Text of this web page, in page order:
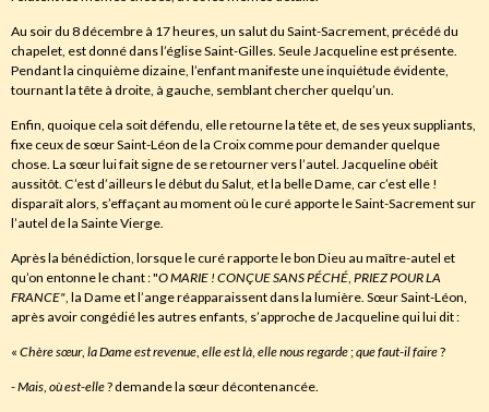
Au soir du 8 décembre à 17 heures, un salut du Saint-Sacrement, précédé du
chapelet, est donné dans l’église Saint-Gilles. Seule Jacqueline est présente.
Pendant la cinquième dizaine, l’enfant manifeste une inquiétude évidente,
tournant la tête à droite, à gauche, semblant chercher quelqu’un.
Enfin, quoique cela soit défendu, elle retourne la tête et, de ses yeux suppliants,
fixe ceux de sœur Saint-Léon de la Croix comme pour demander quelque
chose. La sœur lui fait signe de se retourner vers l’autel. Jacqueline obéit
aussitôt. C’est d’ailleurs le début du Salut, et la belle Dame, car c’est elle !
disparaît alors, s’effaçant au moment où le curé apporte le Saint-Sacrement sur
l’autel de la Sainte Vierge.
Après la bénédiction, lorsque le curé rapporte le bon Dieu au maître-autel et
qu’on entonne le chant : "OMARIE ! CONÇUE SANS PÉCHÉ, PRIEZ POUR LA
FRANCE", la Dame et l’ange réapparaissent dans la lumière. Sœur Saint-Léon,
après avoir congédié les autres enfants, s’approche de Jacqueline qui lui dit :
« Chère sœur, la Dame est revenue, elle est là, elle nous regarde;que faut-il faire?
- Mais, où est-elle? demande la sœur décontenancée.